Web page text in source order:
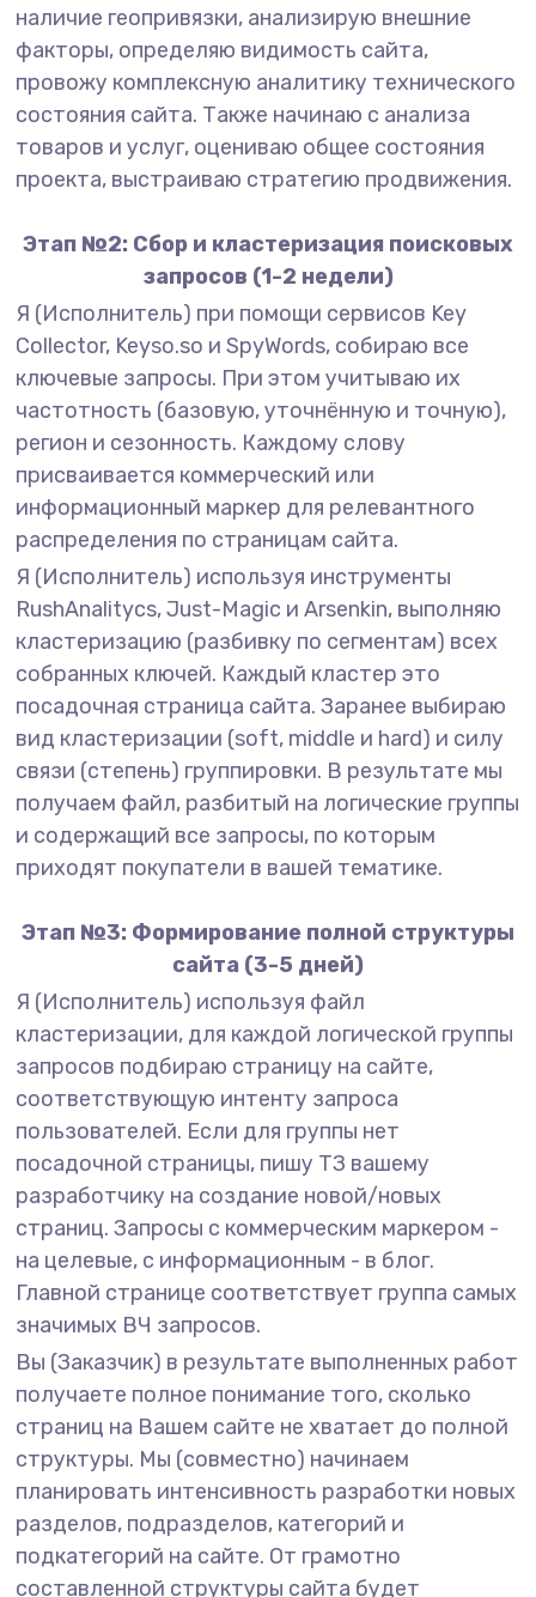
наличие геопривязки, анализирую внешние
факторы, определяю видимость сайта,
провожу комплексную аналитику технического
состояния сайта. Также начинаю с анализа
товаров и услуг, оцениваю общее состояния
проекта, выстраиваю стратегию продвижения.
Этап №2: Сбор и кластеризация поисковых
запросов (1-2 недели)
Я (Исполнитель) при помощи сервисов Key
Collector, Keyso.so и SpyWords, собираю все
ключевые запросы. При этом учитываю их
частотность (базовую, уточнённую и точную),
регион и сезонность. Каждому слову
присваивается коммерческий или
информационный маркер для релевантного
распределения по страницам сайта.
Я (Исполнитель) используя инструменты
RushAnalitycs, Just-Magic и Arsenkin, выполняю
кластеризацию (разбивку по сегментам) всех
собранных ключей. Каждый кластер это
посадочная страница сайта. Заранее выбираю
вид кластеризации (soft, middle и hard) и силу
связи (степень) группировки. В результате мы
получаем файл, разбитый на логические группы
и содержащий все запросы, по которым
приходят покупатели в вашей тематике.
Этап №3: Формирование полной структуры
сайта (3-5 дней)
Я (Исполнитель) используя файл
кластеризации, для каждой логической группы
запросов подбираю страницу на сайте,
соответствующую интенту запроса
пользователей. Если для группы нет
посадочной страницы, пишу ТЗ вашему
разработчику на создание новой/новых
страниц. Запросы с коммерческим маркером -
на целевые, с информационным - в блог.
Главной странице соответствует группа самых
значимых ВЧ запросов.
Вы (Заказчик) в результате выполненных работ
получаете полное понимание того, сколько
страниц на Вашем сайте не хватает до полной
структуры. Мы (совместно) начинаем
планировать интенсивность разработки новых
разделов, подразделов, категорий и
подкатегорий на сайте. От грамотно
составленной структуры сайта будет